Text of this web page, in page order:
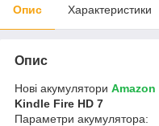
Опис Характеристики
Опис
Нові акумулятори Amazon
Kindle Fire HD 7
Параметри акумулятора: